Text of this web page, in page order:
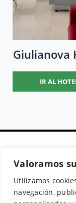
Valoramos
Utilizamos
navegación,
Giulianova
IR AL
Secciones
Buscador de